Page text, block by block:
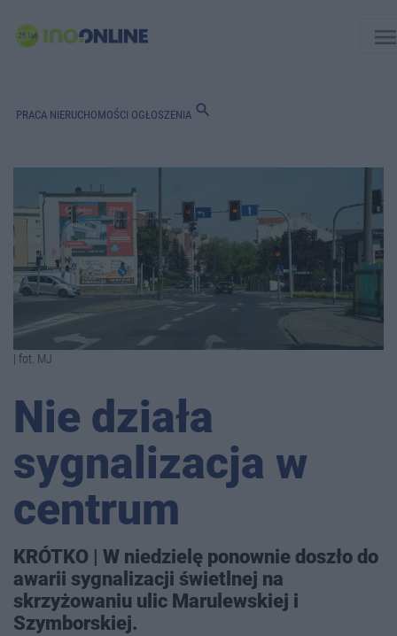
PRACA NIERUCHOMOŚCI OGŁOSZENIA search
| fot. MJ
Nie działa
sygnalizacja w
centrum
KRÓTKO | W niedzielę ponownie doszło do
awarii sygnalizacji świetlnej na
skrzyżowaniu ulic Marulewskiej i
Szymborskiej.